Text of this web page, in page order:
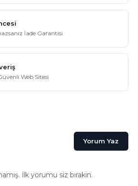
İade Garantisi
Web Sitesi
Yorum Yaz
İlk yorumu siz bırakın.